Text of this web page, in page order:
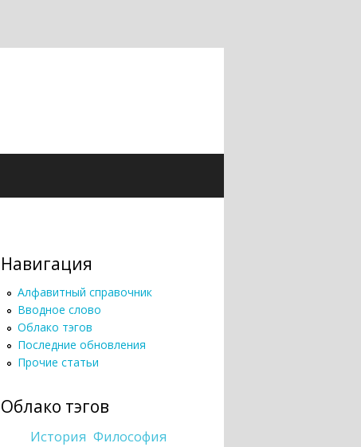
Навигация
Алфавитный справочник
Вводное слово
Облако тэгов
Последние обновления
Прочие статьи
Облако тэгов
История Философия